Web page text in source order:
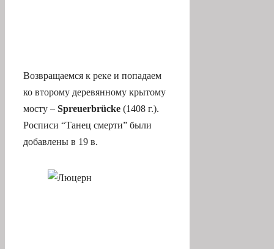
Возвращаемся к реке и попадаем
ко второму деревянному крытому
мосту – Spreuerbrücke (1408 г.).
Росписи “Танец смерти” были
добавлены в 19 в.